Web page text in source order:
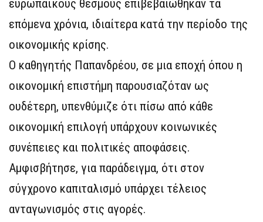
ευρωπαϊκούς θεσμούς επιβεβαιώθηκαν τα
επόμενα χρόνια, ιδιαίτερα κατά την περίοδο της
οικονομικής κρίσης.
Ο καθηγητής Παπανδρέου, σε μια εποχή όπου η
οικονομική επιστήμη παρουσιαζόταν ως
ουδέτερη, υπενθύμιζε ότι πίσω από κάθε
οικονομική επιλογή υπάρχουν κοινωνικές
συνέπειες και πολιτικές αποφάσεις.
Αμφισβήτησε, για παράδειγμα, ότι στον
σύγχρονο καπιταλισμό υπάρχει τέλειος
ανταγωνισμός στις αγορές.